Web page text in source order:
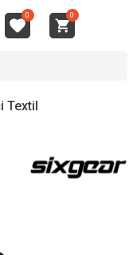
0 0
Textil